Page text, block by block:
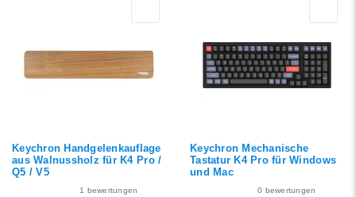
Keychron Handgelenkauflage
aus Walnussholz für K4 Pro /
Q5 / V5
1 bewertungen
Keychron Mechanische
Tastatur K4 Pro für Windows
und Mac
0 bewertungen